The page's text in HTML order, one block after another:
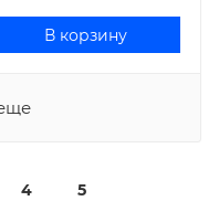
В корзину
4 5